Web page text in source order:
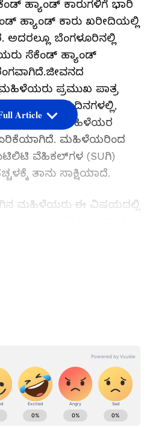
ಹ್ಯಾಂಡ್ ಕಾರುಗಳಿಗೆ ಭಾರಿ
ಹ್ಯಾಂಡ್ ಕಾರು ಖರೀದಿಯಲ್ಲಿ
ಬೆಂಗಳೂರಿನಲ್ಲಿ
ಸೆಕೆಂಡ್ ಹ್ಯಾಂಡ್
ಮಹಿಳೆಯರು ಪ್ರಮುಖ ಪಾತ್ರ
ಇಂದಿನ ದಿನಗಳಲ್ಲಿ,
ಮಹಿಳೆಯರ
ಮಹಿಳೆಯರಿಂದ
ವೆಹಿಕಲ್‌ಗಳ (SUಗಿ)
ತಾನು ಸಾಕ್ಷಿಯಾದೆ.
ಮಹಿಳೆಯರು ಈ ವಿಷಯದಲ್ಲಿ
ಚಾಲನೆ ಸೌಲಭ್ಯ ಬಳಸಿಕೊಳ್ಳಲು
ಬುಕಿಂಗ್ ಮಾಡಲು ಹೆಚ್ಚು
Article